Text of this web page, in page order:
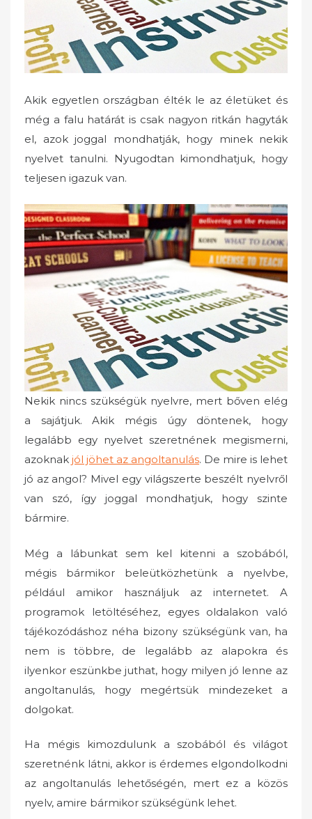
Akik egyetlen országban élték le az életüket és
még a falu határát is csak nagyon ritkán hagyták
el, azok joggal mondhatják, hogy minek nekik
nyelvet tanulni. Nyugodtan kimondhatjuk, hogy
teljesen igazuk van.
Nekik nincs szükségük nyelvre, mert bőven elég
a sajátjuk. Akik mégis úgy döntenek, hogy
legalább egy nyelvet szeretnének megismerni,
azoknak jól jöhet az angoltanulás. De mire is lehet
jó az angol? Mivel egy világszerte beszélt nyelvről
van szó, így joggal mondhatjuk, hogy szinte
bármire.
Még a lábunkat sem kel kitenni a szobából,
mégis bármikor beleütközhetünk a nyelvbe,
például amikor használjuk az internetet. A
programok letöltéséhez, egyes oldalakon való
tájékozódáshoz néha bizony szükségünk van, ha
nem is többre, de legalább az alapokra és
ilyenkor eszünkbe juthat, hogy milyen jó lenne az
angoltanulás, hogy megértsük mindezeket a
dolgokat.
Ha mégis kimozdulunk a szobából és világot
szeretnénk látni, akkor is érdemes elgondolkodni
az angoltanulás lehetőségén, mert ez a közös
nyelv, amire bármikor szükségünk lehet.